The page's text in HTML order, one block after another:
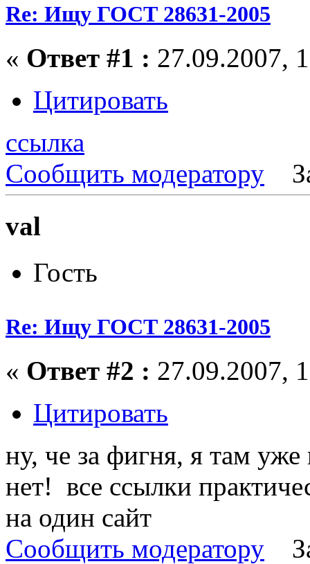
Re: Ищу ГОСТ 28631-2005
« Ответ #1 : 27.09.2007,
Цитировать
ссылка
Сообщить модератору
val
Гость
Re: Ищу ГОСТ 28631-2005
« Ответ #2 : 27.09.2007,
Цитировать
ну, че за фигня, я там
нет! все ссылки
на один сайт
Сообщить модератору